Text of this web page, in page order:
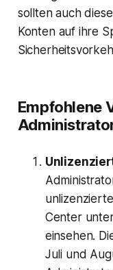
sollten auch
Konten auf ihre
Empfohlene
Center
einsehen.
Juli und